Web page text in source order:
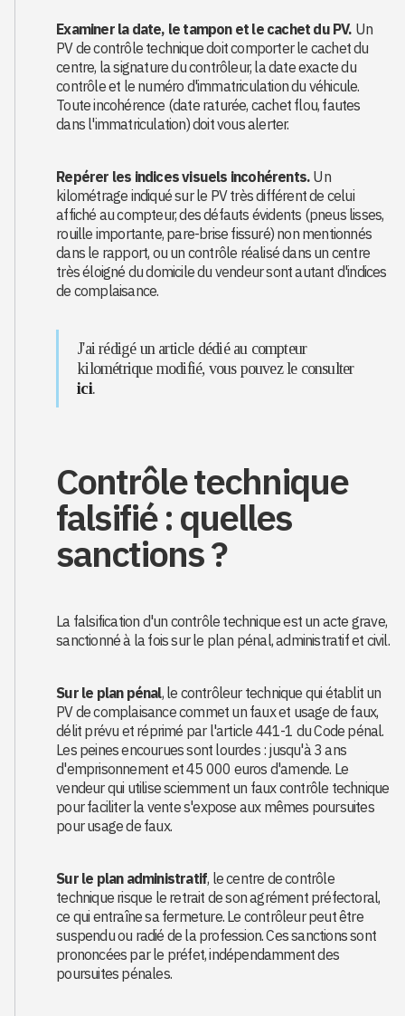
Examiner la date, le tampon et le cachet du PV. Un
PV de contrôle technique doit comporter le cachet du
centre, la signature du contrôleur, la date exacte du
contrôle et le numéro d'immatriculation du véhicule.
Toute incohérence (date raturée, cachet flou, fautes
dans l'immatriculation) doit vous alerter.
Repérer les indices visuels incohérents. Un
kilométrage indiqué sur le PV très différent de celui
affiché au compteur, des défauts évidents (pneus lisses,
rouille importante, pare-brise fissuré) non mentionnés
dans le rapport, ou un contrôle réalisé dans un centre
très éloigné du domicile du vendeur sont autant d'indices
de complaisance.
J'ai rédigé un article dédié au compteur
kilométrique modifié, vous pouvez le consulter
ici.
Contrôle technique
falsifié : quelles
sanctions ?
La falsification d'un contrôle technique est un acte grave,
sanctionné à la fois sur le plan pénal, administratif et civil.
Sur le plan pénal, le contrôleur technique qui établit un
PV de complaisance commet un faux et usage de faux,
délit prévu et réprimé par l'article 441-1 du Code pénal.
Les peines encourues sont lourdes : jusqu'à 3 ans
d'emprisonnement et 45 000 euros d'amende. Le
vendeur qui utilise sciemment un faux contrôle technique
pour faciliter la vente s'expose aux mêmes poursuites
pour usage de faux.
Sur le plan administratif, le centre de contrôle
technique risque le retrait de son agrément préfectoral,
ce qui entraîne sa fermeture. Le contrôleur peut être
suspendu ou radié de la profession. Ces sanctions sont
prononcées par le préfet, indépendamment des
poursuites pénales.